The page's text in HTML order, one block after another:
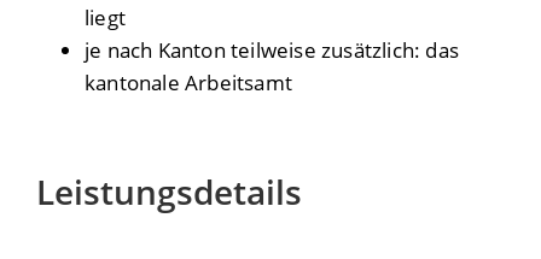
liegt
je nach Kanton teilweise zusätzlich: das
kantonale Arbeitsamt
Leistungsdetails